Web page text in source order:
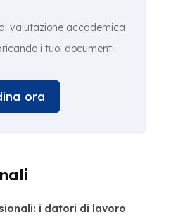
valutazione accademica
i tuoi documenti.
ora
i datori di lavoro